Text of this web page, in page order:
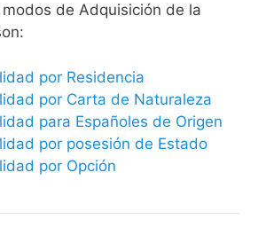
de Adquisición de la
por Residencia
por Carta de Naturaleza
para Españoles de Origen
por posesión de Estado
por Opción